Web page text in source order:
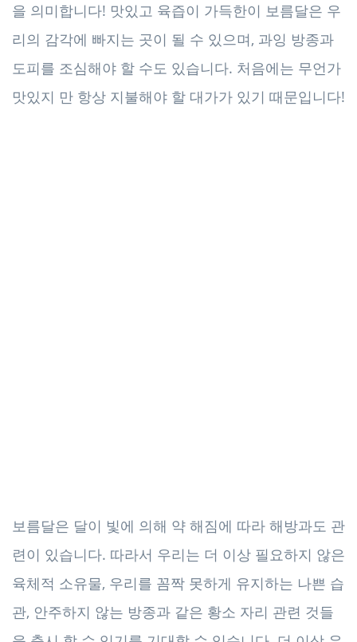
을 의미합니다! 맛있고 육즙이 가득한이 보름달은 우
리의 감각에 빠지는 곳이 될 수 있으며, 과잉 방종과
도피를 조심해야 할 수도 있습니다. 처음에는 무언가
맛있지 만 항상 지불해야 할 대가가 있기 때문입니다!
보름달은 달이 빛에 의해 약 해짐에 따라 해방과도 관
련이 있습니다. 따라서 우리는 더 이상 필요하지 않은
육체적 소유물, 우리를 꼼짝 못하게 유지하는 나쁜 습
관, 안주하지 않는 방종과 같은 황소 자리 관련 것들